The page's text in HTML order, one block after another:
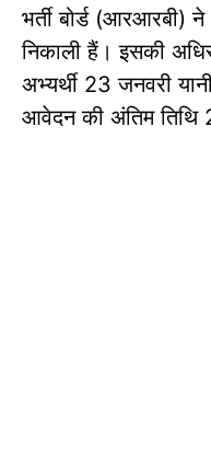
भर्ती बोर्ड (आरआरबी)
निकाली हैं। इसकी
अभ्यर्थी 23 जनवरी
आवेदन की अंतिम तिथि